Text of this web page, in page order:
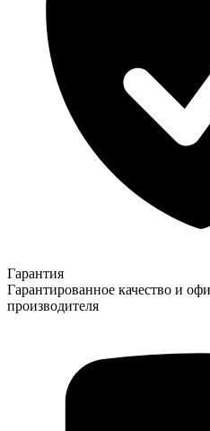
Гарантия
Гарантированное качество и
производителя